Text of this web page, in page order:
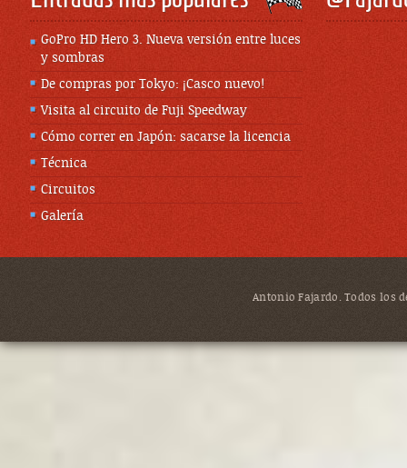
GoPro HD Hero 3. Nueva versión entre luces
y sombras
De compras por Tokyo: ¡Casco nuevo!
Visita al circuito de Fuji Speedway
Cómo correr en Japón: sacarse la licencia
Técnica
Circuitos
Galería
Antonio Fajardo. Todos los